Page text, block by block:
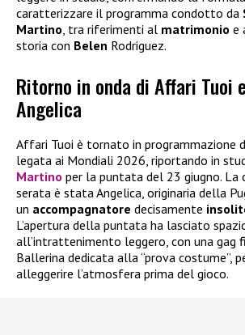
caratterizzare il programma condotto da
Martino , tra riferimenti al matrimonio e
storia con Belen Rodriguez.
Ritorno in onda di Affari Tuoi
Angelica
Affari Tuoi è tornato in programmazione
legata ai Mondiali 2026, riportando in
Martino per la puntata del 23 giugno. La
serata è stata Angelica, originaria della
un accompagnatore decisamente
L’apertura della puntata ha lasciato
all’intrattenimento leggero, con una gag
Ballerina dedicata alla “prova costume”,
alleggerire l’atmosfera prima del gioco.